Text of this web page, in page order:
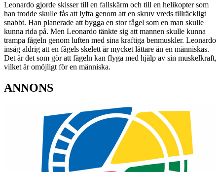
Leonardo gjorde skisser till en fallskärm och till en helikopter som
han trodde skulle fås att lyfta genom att en skruv vreds tillräckligt
snabbt. Han planerade att bygga en stor fågel som en man skulle
kunna rida på. Men Leonardo tänkte sig att mannen skulle kunna
trampa fågeln genom luften med sina kraftiga benmuskler. Leonardo
insåg aldrig att en fågels skelett är mycket lättare än en människas.
Det är det som gör att fågeln kan flyga med hjälp av sin muskelkraft,
vilket är omöjligt för en människa.
ANNONS